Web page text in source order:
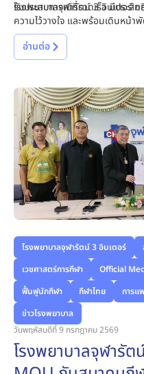
รับประสบการณ์ที่รวดเร็ว มีประสิ
โรงพยาบาลจุฬารัตน์ 3 อินเตอร์
ความไว้วางใจ และพร้อมเดินหน้
สร้างความมั่นใจและประสบการณ์
อ่านต่อ
โรงพยาบาลจุฬารัตน์ 3 อินเตอร์
เวชศาสตร์การกีฬา
Official
ฟื้นฟูนักกีฬา
กีฬาไทย การแ
ข่าวโรงพยาบาล
วันพฤหัสบดีที่ 9 กรกฎาคม 2569
โรงพยาบาลจุฬารั